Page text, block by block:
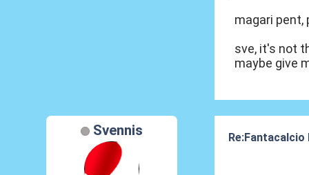
magari pent,
sve, it's not
maybe give
Svennis